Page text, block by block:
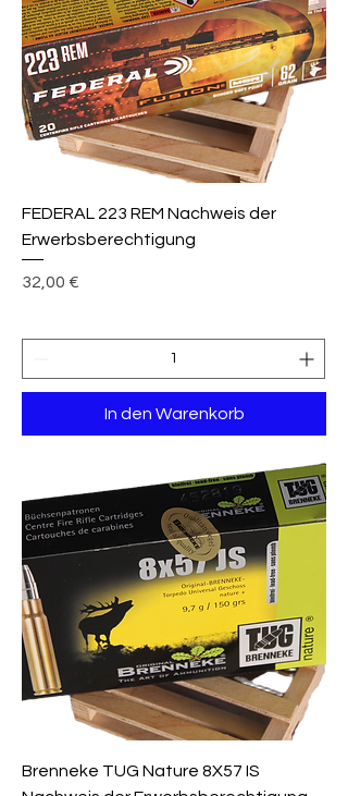
FEDERAL 223 REM Nachweis der
Erwerbsberechtigung
Preis
32,00 €
In den Warenkorb
Brenneke TUG Nature 8X57 IS